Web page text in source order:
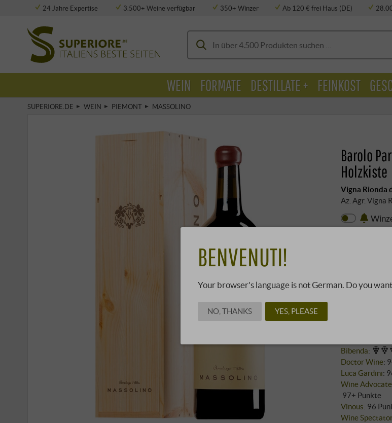
24 Jahre Expertise 3.500+ Weine verfügbar 350+ Winzer Ab 120 € frei Haus (DE)
SUPERIORE.DE WEIN PIEMONT MASSOLINO
Barolo
Holzkiste
Vigna Rionda
Az. Agr. Vigna
Bibenda:
Doctor Wine:
Luca Gardini:
Wine Advocate
97+ Punkte
Vinous: 96
Wine
WEIN FORMATE DESTILLATE + FEINKOST
BENVENUTI!
Your browser's language is not German. Do you
NO, THANKS YES, PLEASE